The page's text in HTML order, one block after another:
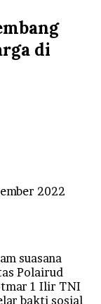
di
2022
suasana
Polairud
1 Ilir TNI
bakti sosial